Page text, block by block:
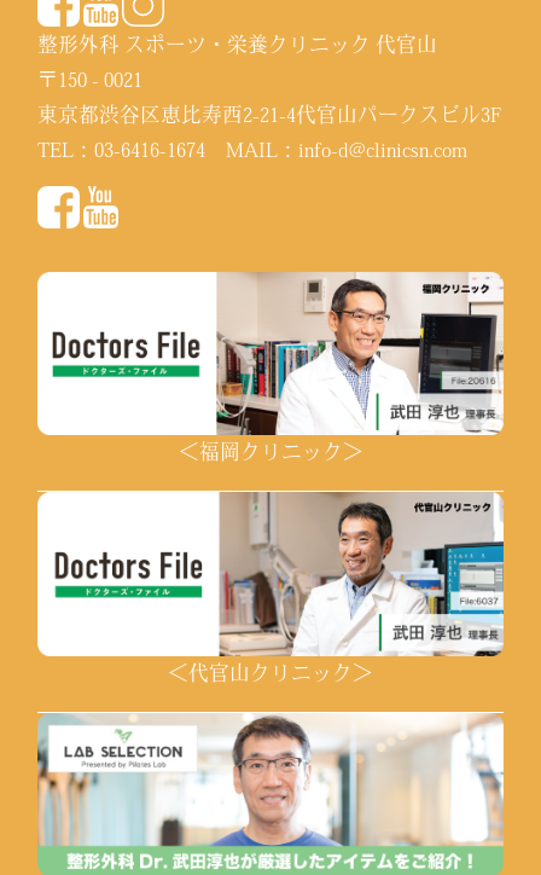
整形外科 スポーツ・栄養クリニック 代官山
〒150 - 0021
東京都渋谷区恵比寿西2-21-4代官山パークスビル3F
TEL：03-6416-1674 MAIL：info-d@clinicsn.com
＜福岡クリニック＞
＜代官山クリニック＞